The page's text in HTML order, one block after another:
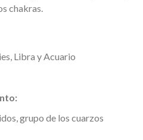
chakras.
Libra y Acuario
grupo de los cuarzos